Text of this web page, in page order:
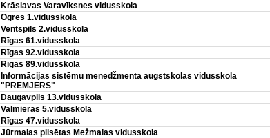
Krāslavas Varavīksnes vidusskola
Ogres 1.vidusskola
Ventspils 2.vidusskola
Rīgas 61.vidusskola
Rīgas 92.vidusskola
Rīgas 89.vidusskola
Informācijas sistēmu menedžmenta augstskolas vidusskola
"PREMJERS"
Daugavpils 13.vidusskola
Valmieras 5.vidusskola
Rīgas 47.vidusskola
Jūrmalas pilsētas Mežmalas vidusskola